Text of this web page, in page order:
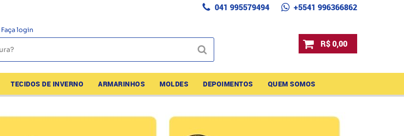
041 995579494 +5541 996366862
Faça login
R$ 0,00
TECIDOS DE INVERNO ARMARINHOS MOLDES DEPOIMENTOS QUEM SOMOS